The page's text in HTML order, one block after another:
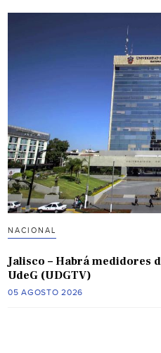
NACIONAL
Jalisco – Habrá medidores
UdeG (UDGTV)
05 AGOSTO 2026